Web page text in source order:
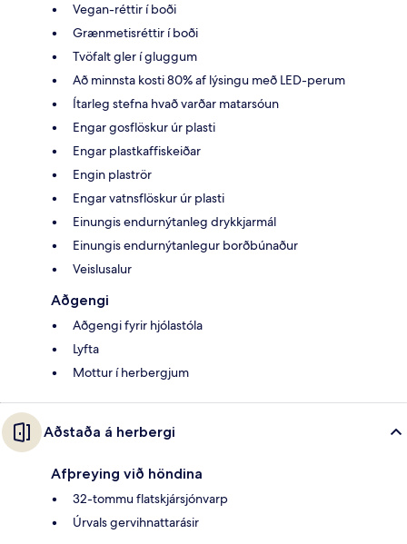
Vegan-réttir í boði
Grænmetisréttir í boði
Tvöfalt gler í gluggum
Að minnsta kosti 80% af lýsingu með LED-perum
Ítarleg stefna hvað varðar matarsóun
Engar gosflöskur úr plasti
Engar plastkaffiskeiðar
Engin plaströr
Engar vatnsflöskur úr plasti
Einungis endurnýtanleg drykkjarmál
Einungis endurnýtanlegur borðbúnaður
Veislusalur
Aðgengi
Aðgengi fyrir hjólastóla
Lyfta
Mottur í herbergjum
Aðstaða á herbergi
Afþreying við höndina
32-tommu flatskjársjónvarp
Úrvals gervihnattarásir